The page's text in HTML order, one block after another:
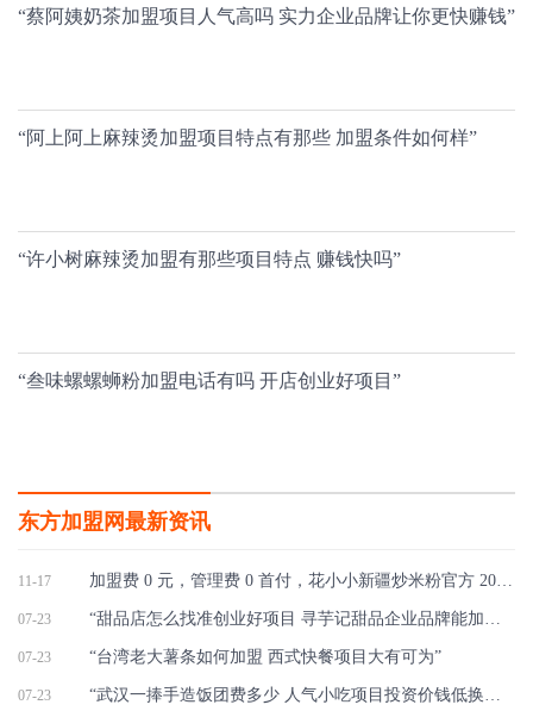
“蔡阿姨奶茶加盟项目人气高吗 实力企业品牌让你更快赚钱”
“阿上阿上麻辣烫加盟项目特点有那些 加盟条件如何样”
“许小树麻辣烫加盟有那些项目特点 赚钱快吗”
“叁味螺螺蛳粉加盟电话有吗 开店创业好项目”
东方加盟网最新资讯
11-17 加盟费 0 元，管理费 0 首付，花小小新疆炒米粉官方 2025 加盟政策解析！
07-23 “甜品店怎么找准创业好项目 寻芋记甜品企业品牌能加盟吗”
07-23 “台湾老大薯条如何加盟 西式快餐项目大有可为”
07-23 “武汉一捧手造饭团费多少 人气小吃项目投资价钱低换取好收益”